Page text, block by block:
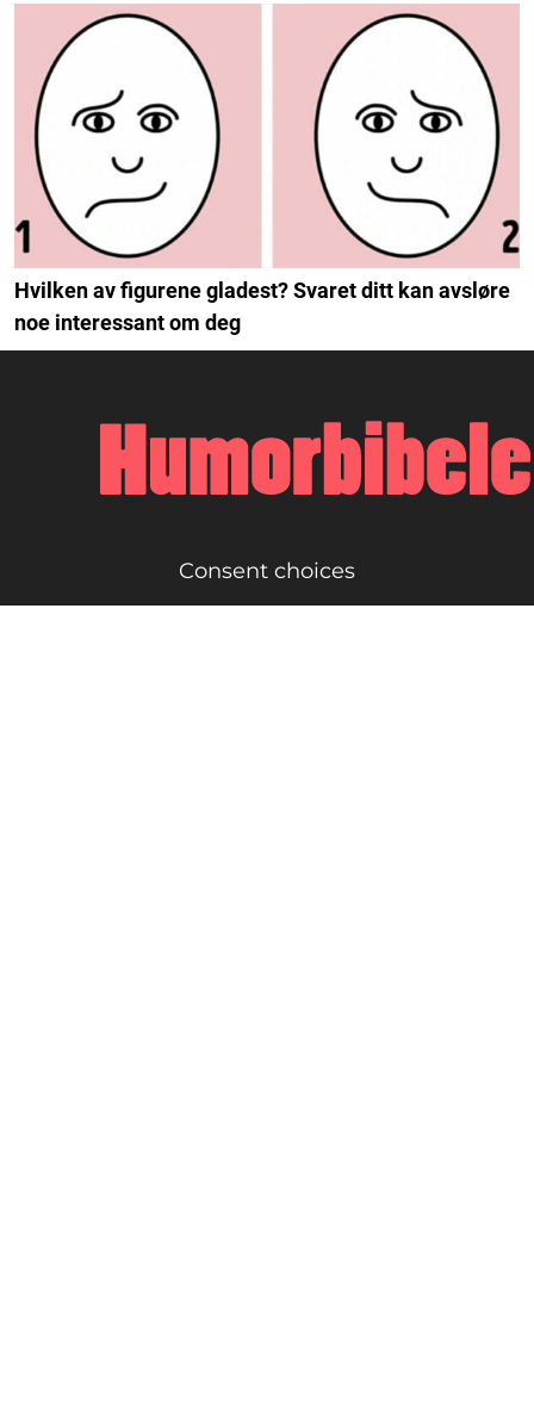
Hvilken av figurene gladest? Svaret ditt kan avsløre
noe interessant om deg
Consent choices